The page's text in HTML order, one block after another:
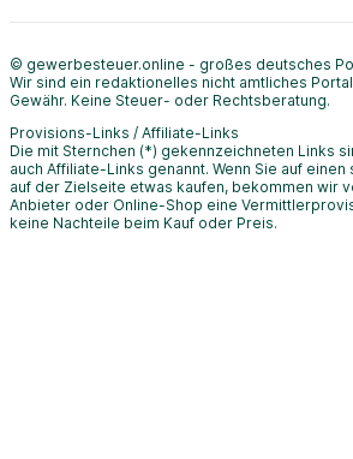
© gewerbesteuer.online - großes deutsches
Wir sind ein redaktionelles nicht amtliches
Gewähr. Keine Steuer- oder Rechtsberatung.
Provisions-Links / Affiliate-Links
Die mit Sternchen (*) gekennzeichneten Links
auch Affiliate-Links genannt. Wenn Sie auf
auf der Zielseite etwas kaufen, bekommen wir
Anbieter oder Online-Shop eine
keine Nachteile beim Kauf oder Preis.